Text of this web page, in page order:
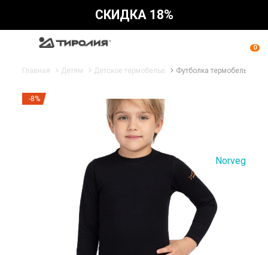
СКИДКА 18%
0
Главная Детям Детское термобелье Футболка термобелье
-8%
Norveg